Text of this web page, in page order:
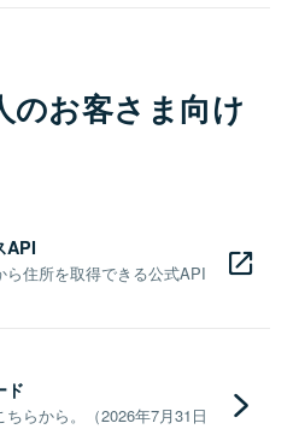
のお客さま向け
API
住所を取得できる公式API
ド
らから。（2026年7月31日